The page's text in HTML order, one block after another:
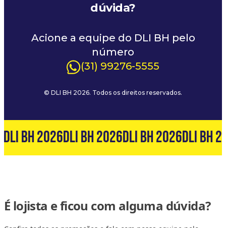
dúvida?
Acione a equipe do DLI BH pelo
número
(31) 99276-5555
© DLI BH 2026. Todos os direitos reservados.
DLI BH 2026DLI BH 2026DLI BH 2026DLI BH
É lojista e ficou com alguma dúvida?